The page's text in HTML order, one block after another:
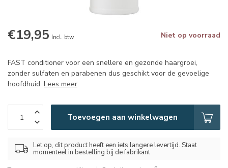
€19,95 Incl. btw Niet op voorraad
FAST conditioner voor een snellere en gezonde haargroei,
zonder sulfaten en parabenen dus geschikt voor de gevoelige
hoofdhuid. Lees meer.
Toevoegen aan winkelwagen
Let op, dit product heeft een iets langere levertijd. Staat
momenteel in bestelling bij de fabrikant